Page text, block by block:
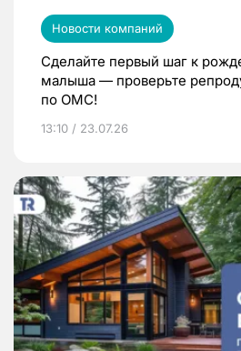
Новости компаний
Сделайте первый шаг к
малыша — проверьте
по ОМС!
13:10 / 23.07.26